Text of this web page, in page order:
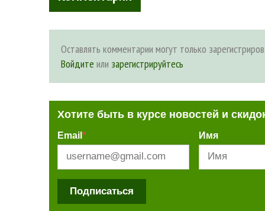
Оставлять комментарии могут только
Войдите или зарегистрируйтесь
Хотите быть в курсе новостей и
Email * Имя
Подписаться